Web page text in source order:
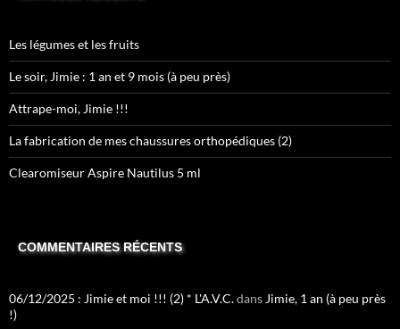
Les légumes et les fruits
Le soir, Jimie : 1 an et 9 mois (à peu près)
Attrape-moi, Jimie !!!
La fabrication de mes chaussures orthopédiques (2)
Clearomiseur Aspire Nautilus 5 ml
COMMENTAIRES RÉCENTS
06/12/2025 : Jimie et moi !!! (2) * L'A.V.C.dans Jimie, 1 an (à peu près
!)